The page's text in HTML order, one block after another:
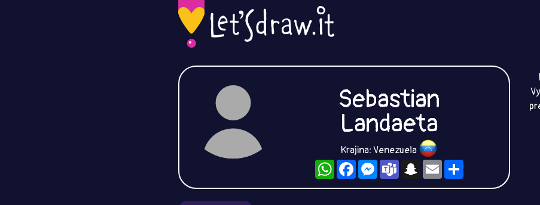
Sebastian
Landaeta
Krajina: Venezuela
WhatsAppFacebookMessenger
TeamsSnapchat
EmailZdieľaj